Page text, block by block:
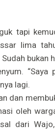
tapi
lima
bukan
“Saya
lagi.
dan
oleh
dari